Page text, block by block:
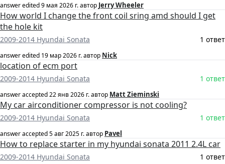
answer edited9 мая 2026 г.автор Jerry Wheeler
How world I change the front coil sring amd should I get
the hole kit
2009-2014 Hyundai Sonata 1 ответ
answer edited 19 мар 2026 г.автор Nick
location of ecm port
2009-2014 Hyundai Sonata 1 ответ
answer accepted22 янв 2026 г.автор Matt Zieminski
My car airconditioner compressor is not cooling?
2009-2014 Hyundai Sonata 1 ответ
answer accepted5 авг 2025 г.автор Pavel
How to replace starter in my hyundai sonata 2011 2.4L car
2009-2014 Hyundai Sonata 1 ответ